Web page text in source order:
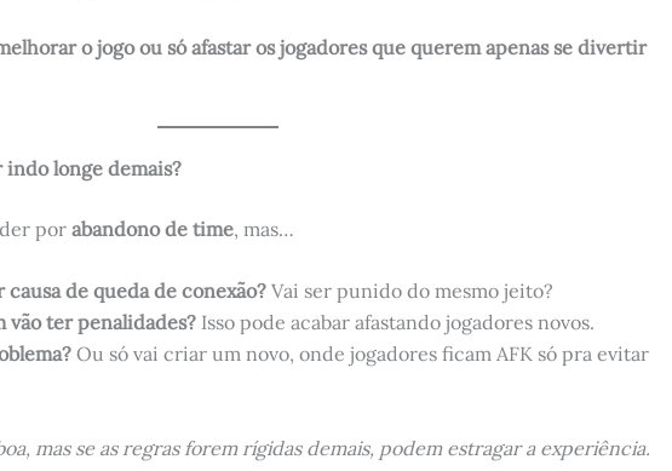
o jogo ou só afastar os jogadores que querem apenas se divertir
indo longe demais?
por abandono de time, mas…
causa de queda de conexão? Vai ser punido do mesmo jeito?
vão ter penalidades? Isso pode acabar afastando jogadores novos.
Ou só vai criar um novo, onde jogadores ficam AFK só pra evitar
mas se as regras forem rígidas demais, podem estragar a experiência.